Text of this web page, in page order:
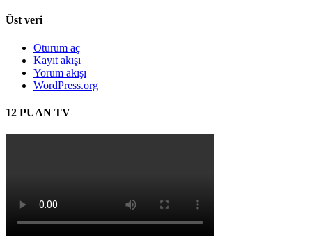
Üst veri
Oturum aç
Kayıt akışı
Yorum akışı
WordPress.org
12 PUAN TV